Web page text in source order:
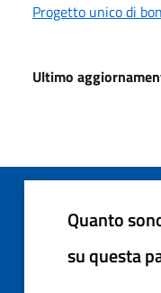
Progetto unico di
Ultimo
Quanto
su questa